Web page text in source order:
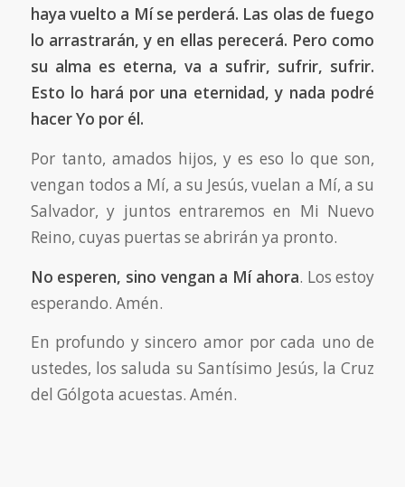
haya vuelto a Mí se perderá. Las olas de fuego
lo arrastrarán, y en ellas perecerá. Pero como
su alma es eterna, va a sufrir, sufrir, sufrir.
Esto lo hará por una eternidad, y nada podré
hacer Yo por él.
Por tanto, amados hijos, y es eso lo que son,
vengan todos a Mí, a su Jesús, vuelan a Mí, a su
Salvador, y juntos entraremos en Mi Nuevo
Reino, cuyas puertas se abrirán ya pronto.
No esperen, sino vengan a Mí ahora. Los estoy
esperando. Amén.
En profundo y sincero amor por cada uno de
ustedes, los saluda su Santísimo Jesús, la Cruz
del Gólgota acuestas. Amén.